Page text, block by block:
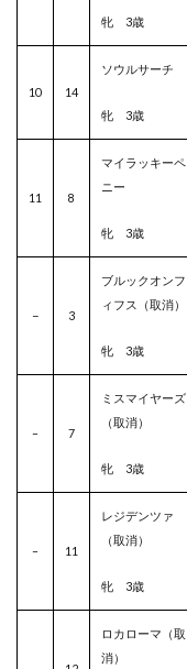
牝 3歳
10 14
ソウルサーチ
牝 3歳
11 8
マイラッキーペ
ニー
牝 3歳
– 3
ブルックオンフ
ィフス（取消）
牝 3歳
– 7
ミスマイヤーズ
（取消）
牝 3歳
– 11
レジデンツァ
（取消）
牝 3歳
ロカローマ（取
消）